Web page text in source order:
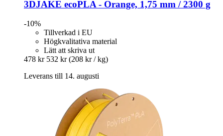
3DJAKE ecoPLA -​ Orange, 1,75 mm / 2300 g
-10%
Tillverkad i EU
Högkvalitativa material
Lätt att skriva ut
478 kr 532 kr (208 kr / kg)
Leverans till 14. augusti